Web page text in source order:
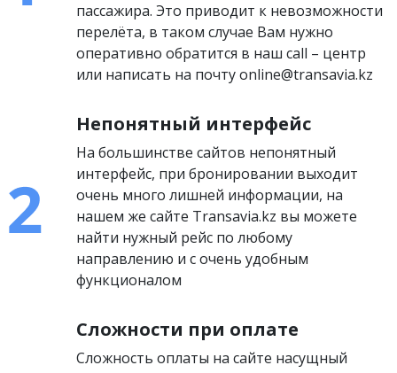
пассажира. Это приводит к невозможности
перелёта, в таком случае Вам нужно
оперативно обратится в наш call – центр
или написать на почту online@transavia.kz
Непонятный интерфейс
На большинстве сайтов непонятный
интерфейс, при бронировании выходит
очень много лишней информации, на
нашем же сайте Transavia.kz вы можете
найти нужный рейс по любому
направлению и с очень удобным
функционалом
Сложности при оплате
Сложность оплаты на сайте насущный